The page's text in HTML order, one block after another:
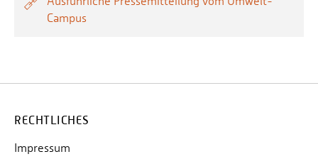
Campus
RECHTLICHES
Impressum